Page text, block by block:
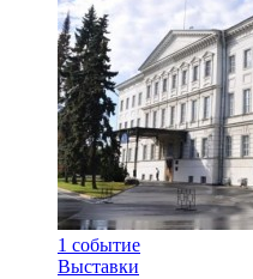
1 событие
Выставки